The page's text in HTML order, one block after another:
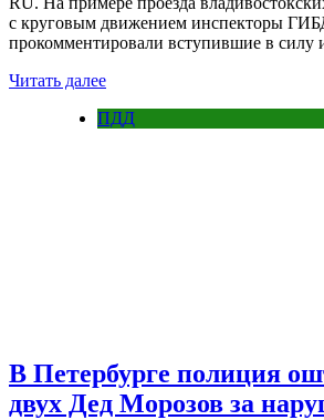
с круговым движением инспекторы
прокомментировали вступившие в
Читать далее
ПДД
В Петербурге полиция
двух Дед Морозов за